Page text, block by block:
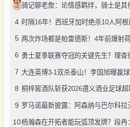
3 骑记聊老詹：论情感羁绊，骑士是其
4 时隔16年！西班牙加时绝杀10人阿
5
6
7
8
9
10